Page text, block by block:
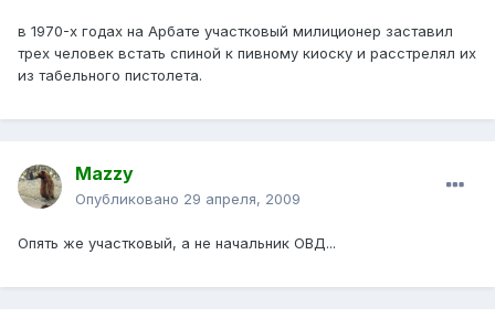
в 1970-х годах на Арбате участковый милиционер заставил
трех человек встать спиной к пивному киоску и расстрелял их
из табельного пистолета.
Mazzy
Опубликовано 29 апреля, 2009
Опять же участковый, а не начальник ОВД...